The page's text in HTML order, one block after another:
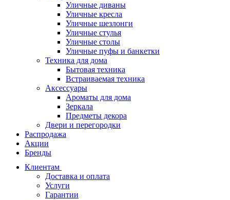
Уличные диваны
Уличные кресла
Уличные шезлонги
Уличные стулья
Уличные столы
Уличные пуфы и банкетки
Техника для дома
Бытовая техника
Встраиваемая техника
Аксессуары
Ароматы для дома
Зеркала
Предметы декора
Двери и перегородки
Распродажа
Акции
Бренды
Клиентам
Доставка и оплата
Услуги
Гарантии